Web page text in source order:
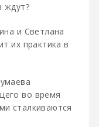
ждут?
и Светлана
их практика в
во время
сталкиваются